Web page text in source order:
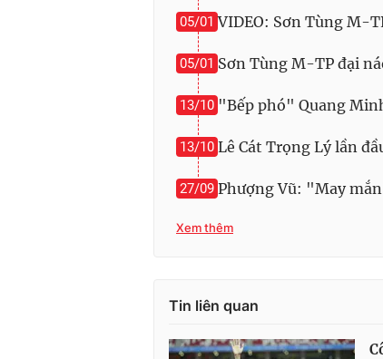
05/01 VIDEO: Sơn Tùng M-
05/01 Sơn Tùng M-TP đại
13/10 "Bếp phó" Quang
13/10 Lê Cát Trọng Lý lần
27/09 Phượng Vũ: "May
Xem thêm
Tin liên quan